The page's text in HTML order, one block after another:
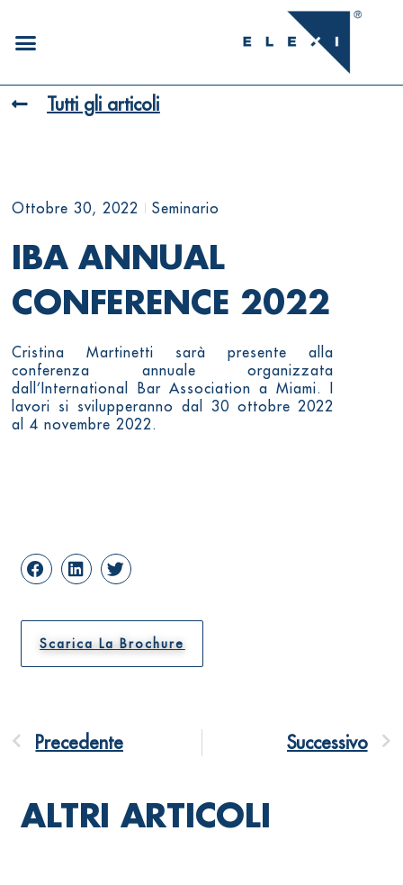
Tutti gli articoli
Ottobre 30, 2022 Seminario
IBA ANNUAL
CONFERENCE 2022
Cristina Martinetti sarà presente alla
conferenza annuale organizzata
dall’International Bar Association a Miami. I
lavori si svilupperanno dal 30 ottobre 2022
al 4 novembre 2022.
Scarica La Brochure
Precedente Successivo
ALTRI ARTICOLI